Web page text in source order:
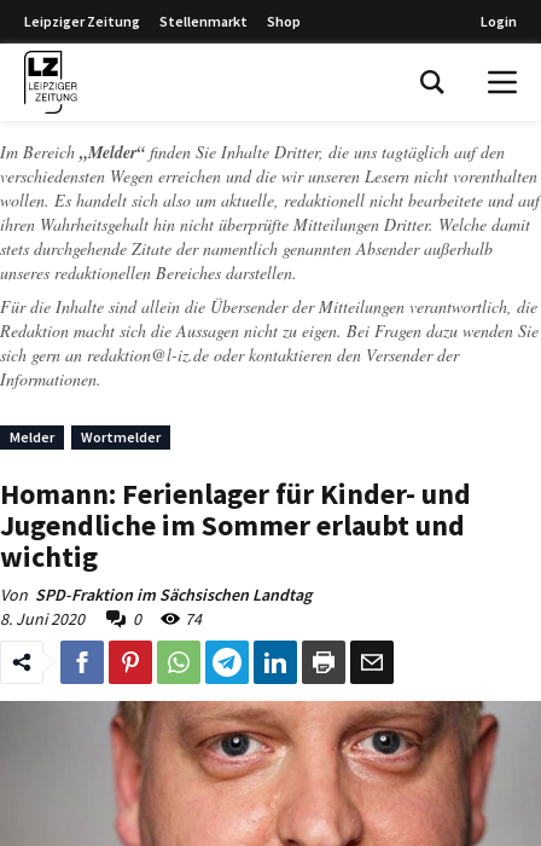
Leipziger Zeitung Stellenmarkt Shop Login
Im Bereich „Melder“ finden Sie Inhalte Dritter, die uns tagtäglich auf den
verschiedensten Wegen erreichen und die wir unseren Lesern nicht vorenthalten
wollen. Es handelt sich also um aktuelle, redaktionell nicht bearbeitete und auf
ihren Wahrheitsgehalt hin nicht überprüfte Mitteilungen Dritter. Welche damit
stets durchgehende Zitate der namentlich genannten Absender außerhalb
unseres redaktionellen Bereiches darstellen.
Für die Inhalte sind allein die Übersender der Mitteilungen verantwortlich, die
Redaktion macht sich die Aussagen nicht zu eigen. Bei Fragen dazu wenden Sie
sich gern an redaktion@l-iz.de oder kontaktieren den Versender der
Informationen.
Melder Wortmelder
Homann: Ferienlager für Kinder- und
Jugendliche im Sommer erlaubt und
wichtig
Von SPD-Fraktion im Sächsischen Landtag
8. Juni 2020
0 74